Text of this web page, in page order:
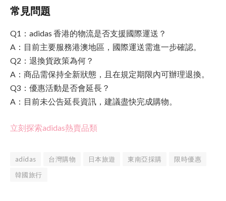
常見問題
Q1：adidas 香港的物流是否支援國際運送？
A：目前主要服務港澳地區，國際運送需進一步確認。
Q2：退換貨政策為何？
A：商品需保持全新狀態，且在規定期限內可辦理退換。
Q3：優惠活動是否會延長？
A：目前未公告延長資訊，建議盡快完成購物。
立刻探索adidas熱賣品類
adidas 台灣購物 日本旅遊 東南亞採購
限時優惠
韓國旅行